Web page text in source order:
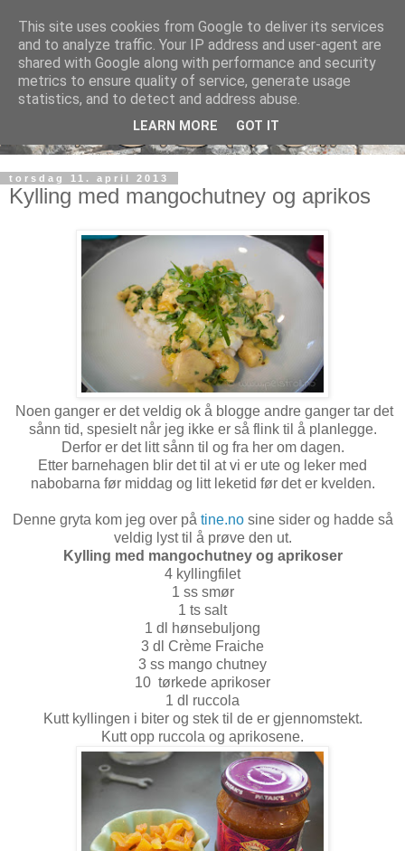
torsdag 11. april 2013
Kylling med mangochutney og aprikos
Noen ganger er det veldig ok å blogge andre ganger tar det
sånn tid, spesielt når jeg ikke er så flink til å planlegge.
Derfor er det litt sånn til og fra her om dagen.
Etter barnehagen blir det til at vi er ute og leker med
nabobarna før middag og litt leketid før det er kvelden.
Denne gryta kom jeg over på tine.nosine sider og hadde så
veldig lyst til å prøve den ut.
Kylling med mangochutney og aprikoser
4 kyllingfilet
1 sssmør
1 ts salt
1 dl
hønsebuljong
3 dl Crème Fraiche
3 ss mango chutney
10 tørkede aprikoser
1 dl ruccola
Kutt kyllingen i biter og stek til de er gjennomstekt.
Kutt opp ruccola og aprikosene.
This site uses cookies from Google to deliver its services
and to analyze traffic. Your IP address and user-agent are
shared with Google along with performance and security
metrics to ensure quality of service, generate usage
statistics, and to detect and address abuse.
LEARN MORE GOT IT